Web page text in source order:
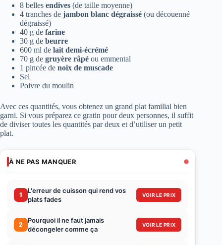
8 belles endives (de taille moyenne)
4 tranches de jambon blanc dégraissé (ou découenné
dégraissé)
40 g de farine
30 g de beurre
600 ml de lait demi-écrémé
70 g de gruyère râpé ou emmental
1 pincée de noix de muscade
Sel
Poivre du moulin
Avec ces quantités, vous obtenez un grand plat familial bien
garni. Si vous préparez ce gratin pour deux personnes, il suffit
de diviser toutes les quantités par deux et d’utiliser un petit
plat.
À NE PAS MANQUER
1
L'erreur de cuisson qui rend vos
plats fades
VOIR LE PRIX
2
Pourquoi il ne faut jamais
décongeler comme ça
VOIR LE PRIX